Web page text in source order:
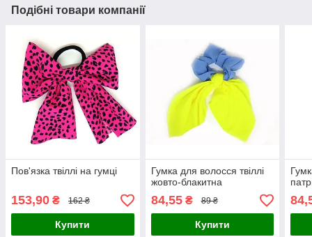
Подібні товари компанії
Пов'язка твіллі на гумці
153,90 ₴ 162 ₴
Купити
Гумка для волосся твіллі
жовто-блакитна
84,55₴ 89 ₴
Купити